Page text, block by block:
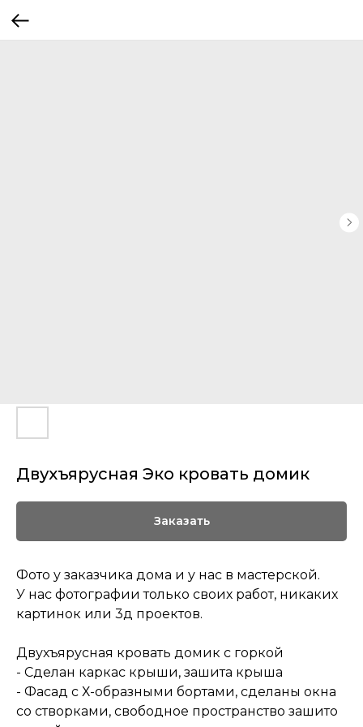
Двухъярусная Эко кровать домик
Заказать
Фото у заказчика дома и у нас в мастерской.
У нас фотографии только своих работ, никаких
картинок или 3д проектов.
Двухъярусная кровать домик с горкой
- Сделан каркас крыши, зашита крыша
- Фасад с Х-образными бортами, сделаны окна
со створками, свободное пространство зашито